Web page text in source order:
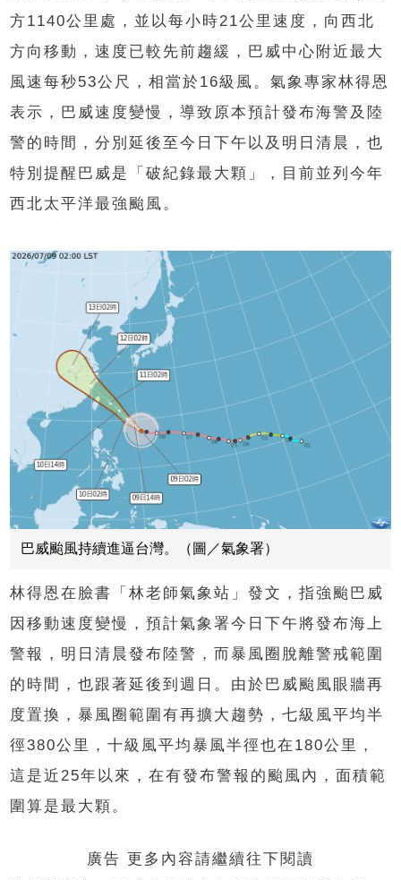
方1140公里處，並以每小時21公里速度，向西北
方向移動，速度已較先前趨緩，巴威中心附近最大
風速每秒53公尺，相當於16級風。氣象專家林得恩
表示，巴威速度變慢，導致原本預計發布海警及陸
警的時間，分別延後至今日下午以及明日清晨，也
特別提醒巴威是「破紀錄最大顆」，目前並列今年
西北太平洋最強颱風。
巴威颱風持續進逼台灣。（圖／氣象署）
林得恩在臉書「林老師氣象站」發文，指強颱巴威
因移動速度變慢，預計氣象署今日下午將發布海上
警報，明日清晨發布陸警，而暴風圈脫離警戒範圍
的時間，也跟著延後到週日。由於巴威颱風眼牆再
度置換，暴風圈範圍有再擴大趨勢，七級風平均半
徑380公里，十級風平均暴風半徑也在180公里，
這是近25年以來，在有發布警報的颱風內，面積範
圍算是最大顆。
廣告 更多內容請繼續往下閱讀